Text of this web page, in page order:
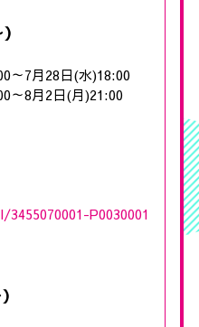
～7月28日(水)18:00
～8月2日(月)21:00
P0030001